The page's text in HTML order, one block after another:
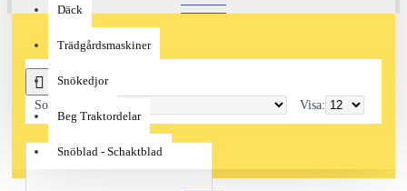
Däck
Trädgårdsmaskiner
Snökedjor
Beg Traktordelar
Snöblad - Schaktblad
Sortera efter:
Visa: